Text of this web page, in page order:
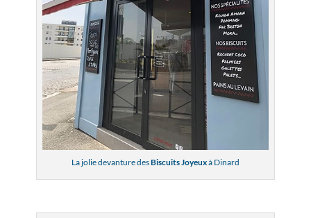
La jolie devanture desBiscuits Joyeuxà Dinard